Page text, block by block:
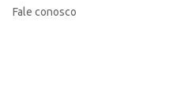
Fale conosco